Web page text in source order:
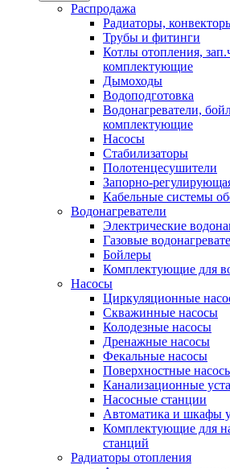
Распродажа
Радиаторы,
Трубы и фитинги
Котлы отопления,
комплектующие
Дымоходы
Водоподготовка
Водонагреватели,
комплектующие
Насосы
Стабилизаторы
Полотенцесушители
Запорно-
Кабельные системы
Водонагреватели
Электрические
Газовые
Бойлеры
Комплектующие для
Насосы
Циркуляционные
Скважинные насосы
Колодезные насосы
Дренажные насосы
Фекальные насосы
Поверхностные
Канализационные
Насосные станции
Автоматика и шкафы
Комплектующие для
станций
Радиаторы отопления